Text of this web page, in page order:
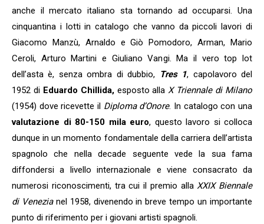
anche il mercato italiano sta tornando ad occuparsi. Una
cinquantina i lotti in catalogo che vanno da piccoli lavori di
Giacomo Manzù, Arnaldo e Giò Pomodoro, Arman, Mario
Ceroli, Arturo Martini e Giuliano Vangi. Ma il vero top lot
dell’asta è, senza ombra di dubbio, Tres 1, capolavoro del
1952 di Eduardo Chillida, esposto allaX Triennale di Milano
(1954) dove ricevette il Diploma d’Onore. In catalogo con una
valutazione di 80-150 mila euro, questo lavoro si colloca
dunque in un momento fondamentale della carriera dell’artista
spagnolo che nella decade seguente vede la sua fama
diffondersi a livello internazionale e viene consacrato da
numerosi riconoscimenti, tra cui il premio allaXXIX Biennale
di Venezianel 1958, divenendo in breve tempo un importante
punto di riferimento per i giovani artisti spagnoli.